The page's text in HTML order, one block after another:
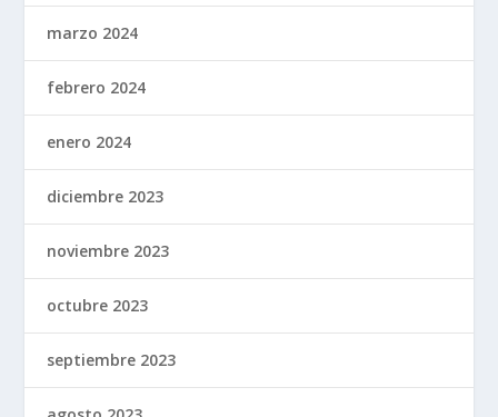
marzo 2024
febrero 2024
enero 2024
diciembre 2023
noviembre 2023
octubre 2023
septiembre 2023